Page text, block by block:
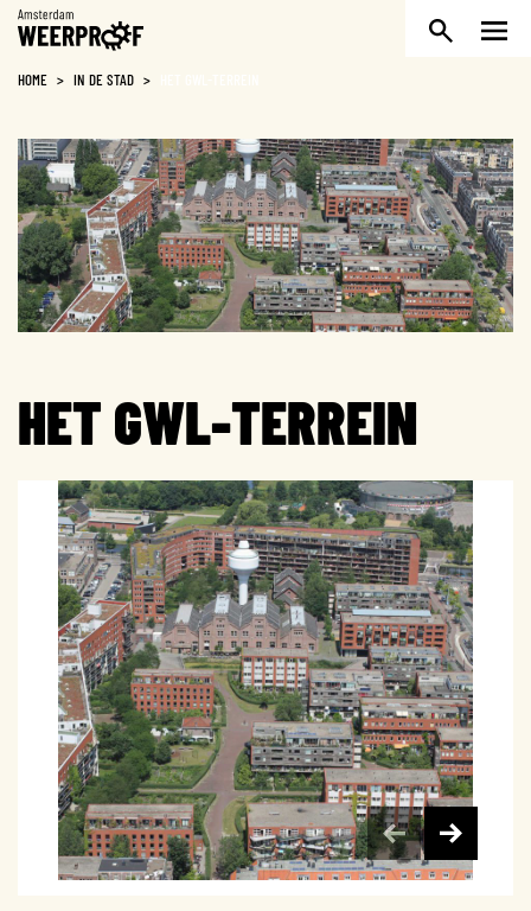
Weerproof
HOME > IN DE STAD >
HET GWL-TERREIN